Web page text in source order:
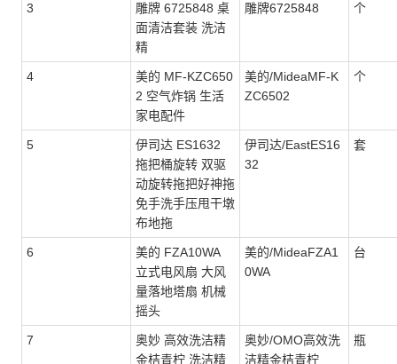
3
雕牌 6725848 桌
面清洁套装 洗洁
精
雕牌6725848 个
4
美的 MF-KZC650
2 空气炸锅 生活
家电配件
美的/MideaMF-K
ZC6502
个
5
伊司达 ES1632
拖把桶旋转 双驱
动旋转拖把好神拖
免手洗手压甩干墩
布地拖
伊司达/EastES16
32
套
6
美的 FZA10WA
立式电风扇 大风
量落地塔扇 机械
摇头
美的/MideaFZA1
0WA
台
7
奥妙 高效洗洁精
金桔青柠 洗洁精
奥妙/OMO高效洗
洁精金桔青柠
瓶